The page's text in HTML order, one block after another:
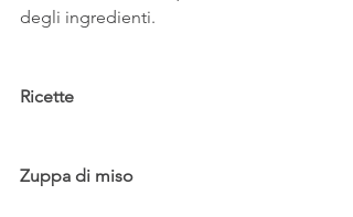
degli ingredienti.
Ricette
Zuppa di miso